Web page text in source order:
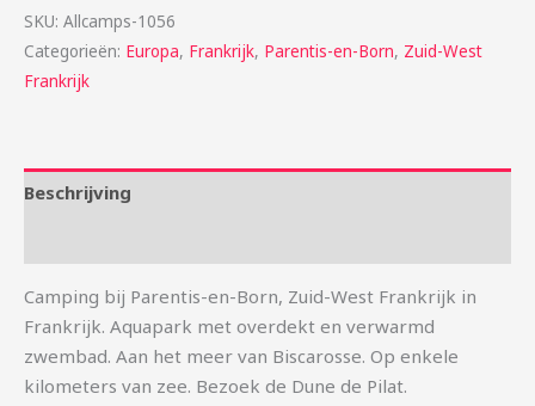
SKU: Allcamps-1056
Categorieën: Europa, Frankrijk, Parentis-en-Born, Zuid-West
Frankrijk
Beschrijving
Camping bij Parentis-en-Born, Zuid-West Frankrijk in
Frankrijk. Aquapark met overdekt en verwarmd
zwembad. Aan het meer van Biscarosse. Op enkele
kilometers van zee. Bezoek de Dune de Pilat.